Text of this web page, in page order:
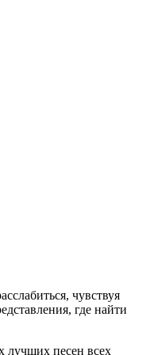
чувствуя
где найти
лучших песен всех